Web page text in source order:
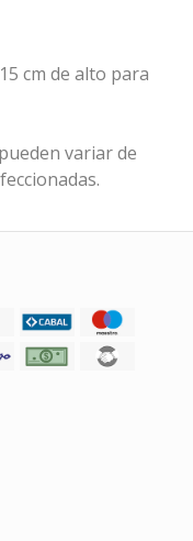
cm de alto para
variar de